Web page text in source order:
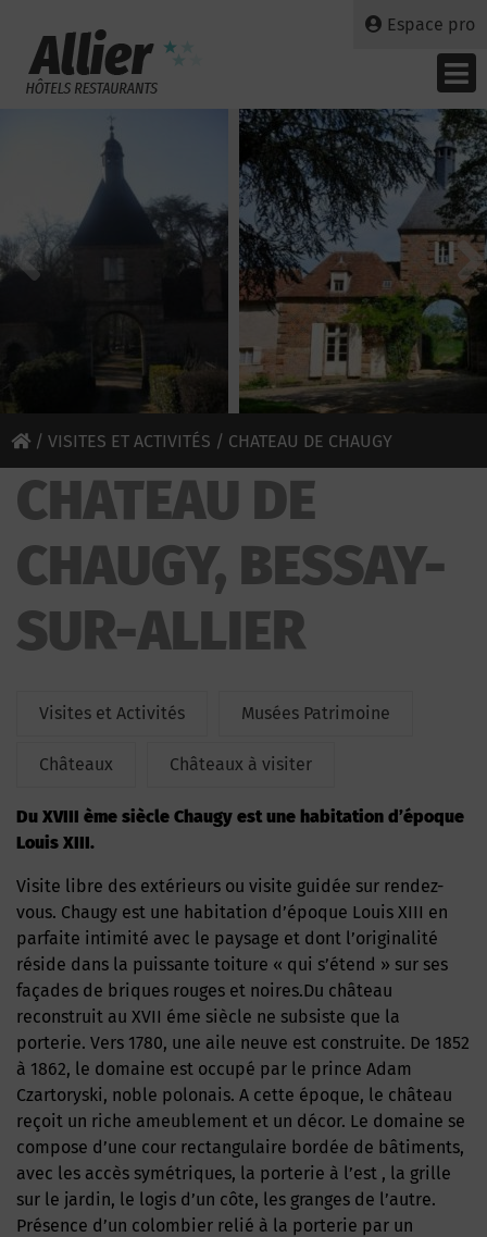
Espace pro
/ VISITES ET ACTIVITÉS / CHATEAU DE CHAUGY
CHATEAU DE
CHAUGY, BESSAY-
SUR-ALLIER
Visites et Activités Musées Patrimoine
Châteaux Châteaux à visiter
du XVIII ème siècle Chaugy est une habitation d’époque
Louis XIII.
Visite libre des extérieurs ou visite guidée sur rendez-
vous. Chaugy est une habitation d’époque Louis XIII en
parfaite intimité avec le paysage et dont l’originalité
réside dans la puissante toiture « qui s’étend » sur ses
façades de briques rouges et noires.Du château
reconstruit au XVII éme siècle ne subsiste que la
porterie. Vers 1780, une aile neuve est construite. De 1852
à 1862, le domaine est occupé par le prince Adam
Czartoryski, noble polonais. A cette époque, le château
reçoit un riche ameublement et un décor. Le domaine se
compose d’une cour rectangulaire bordée de bâtiments,
avec les accès symétriques, la porterie à l’est , la grille
sur le jardin, le logis d’un côte, les granges de l’autre.
Présence d’un colombier relié à la porterie par un